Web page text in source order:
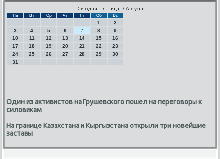
Сегодня: Пятница, 7 Августа
Пн Вт Ср Чт Пт Сб Вс
1
2
3
4 5 6 7 8
9
10
11 12 13 14 15
16
17
18 19 20 21 22
23
24
25 26 27 28 29
30
31
Один из активистов на Грушевского пошел на переговоры к
силовикам
На границе Казахстана и Кыргызстана открыли три новейшие
заставы